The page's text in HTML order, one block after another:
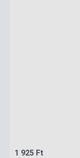
1 925 Ft